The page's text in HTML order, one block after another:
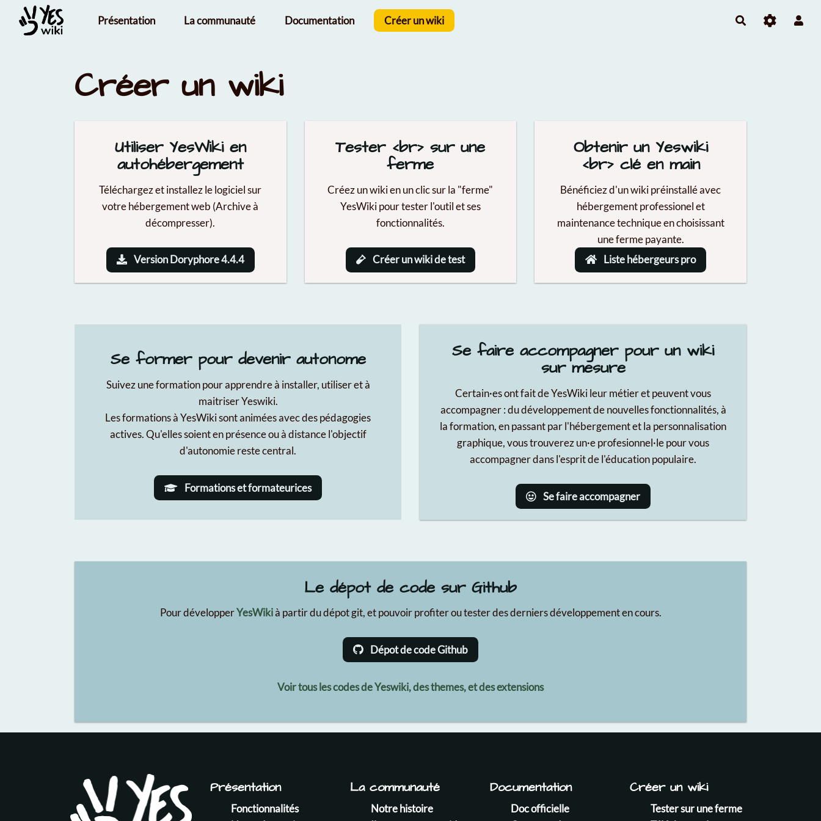
Aller au contenu principalPrésentation La communauté Documentation Créer un wiki Rechercher
Créer un wiki
Utiliser YesWiki en
autohébergement
Téléchargez et installez le logiciel sur
votre hébergement web (Archive à
décompresser).
Version Doryphore 4.4.4
Tester <br> sur une
ferme
Créez un wiki en un clic sur la "ferme"
YesWiki pour tester l'outil et ses
fonctionnalités.
Créer un wiki de test
Obtenir un Yeswiki
<br> clé en main
Bénéficiez d'un wiki préinstallé avec
hébergement professionel et
maintenance technique en choisissant
une ferme payante.
Liste hébergeurs pro
Se former pour devenir autonome
Suivez une formation pour apprendre à installer, utiliser et à
maitriser Yeswiki.
Les formations à YesWiki sont animées avec des pédagogies
actives. Qu'elles soient en présence ou à distance l'objectif
d'autonomie reste central.
Formations et formateurices
Se faire accompagner pour un wiki
sur mesure
Certain·es ont fait de YesWiki leur métier et peuvent vous
accompagner : du développement de nouvelles fonctionnalités, à
la formation, en passant par l'hébergement et la personnalisation
graphique, vous trouverez un·e profesionnel·le pour vous
accompagner dans l'esprit de l'éducation populaire.
Se faire accompagner
Le dépot de code sur Github
Pour développerYesWikià partir du dépot git, et pouvoir profiter ou tester des derniers développement en cours.
Dépot de code Github
Voir tous les codes de Yeswiki, des themes, et des extensions
Présentation
Fonctionnalités
La communauté
Notre histoire
Documentation
Doc officielle
Créer un wiki
Tester sur une ferme